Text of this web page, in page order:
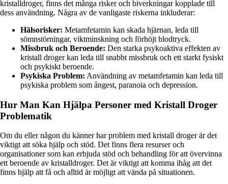
kristalldroger, finns det många risker och biverkningar kopplade till
dess användning. Några av de vanligaste riskerna inkluderar:
Hälsorisker: Metamfetamin kan skada hjärnan, leda till
sömnstörningar, viktminskning och förhöjt blodtryck.
Missbruk och Beroende: Den starka psykoaktiva effekten av
kristall droger kan leda till snabbt missbruk och ett starkt fysiskt
och psykiskt beroende.
Psykiska Problem: Användning av metamfetamin kan leda till
psykiska problem som ångest, paranoia och depression.
Hur Man Kan Hjälpa Personer med Kristall Droger
Problematik
Om du eller någon du känner har problem med kristall droger är det
viktigt att söka hjälp och stöd. Det finns flera resurser och
organisationer som kan erbjuda stöd och behandling för att övervinna
ett beroende av kristalldroger. Det är viktigt att komma ihåg att det
finns hjälp att få och alltid är möjligt att vända på situationen.